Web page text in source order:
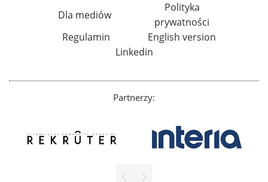
Dla mediów
Polityka
prywatności
Regulamin
English version
Linkedin
Partnerzy: